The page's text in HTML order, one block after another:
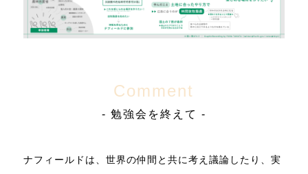
Comment
- 勉強会を終えて -
ナフィールドは、世界の仲間と共に考え議論したり、実